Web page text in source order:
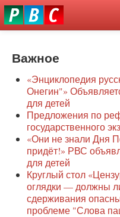
Перейти
к
О нас
Защита семей
Образование
Наше
Регионы
Видео
Важное
«Энциклопедия
Онегин"»
для детей
Предложения по
государственного
«Они не знали Дня
придёт!» РВС
для детей
Круглый стол
оглядки — должны
сдерживания
проблеме "Слова